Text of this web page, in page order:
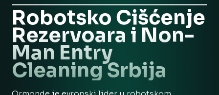
Robotsko Čišćenje
Rezervoara i Non-
Man Entry
Cleaning Srbija